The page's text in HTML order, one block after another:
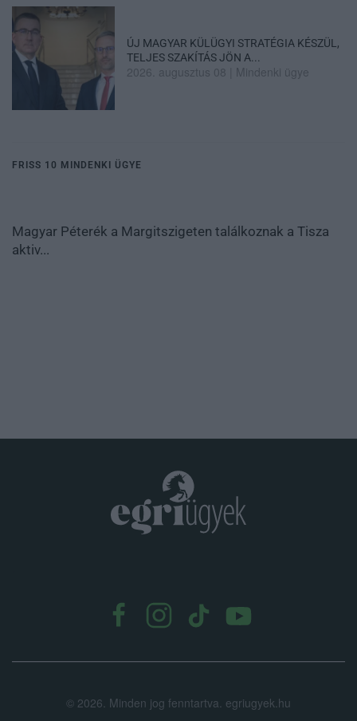
ÚJ MAGYAR KÜLÜGYI STRATÉGIA KÉSZÜL,
TELJES SZAKÍTÁS JÖN A...
2026. augusztus 08 Mindenki ügye
FRISS 10 MINDENKI ÜGYE
Magyar Péterék a Margitszigeten találkoznak a Tisza
aktiv...
© 2026. Minden jog fenntartva. egriugyek.hu